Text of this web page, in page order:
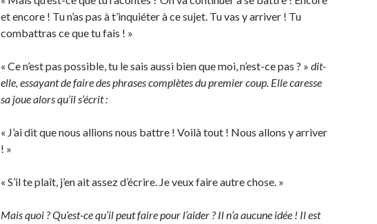
et encore ! Tu n’as pas à t’inquiéter à ce sujet. Tu vas y arriver ! Tu
combattras ce que tu fais ! »
« Ce n’est pas possible, tu le sais aussi bien que moi, n’est-ce pas ? » dit-
elle, essayant de faire des phrases complètes du premier coup. Elle caresse
sa joue alors qu’il s’écrit :
« J’ai dit que nous allions nous battre ! Voilà tout ! Nous allons y arriver
! »
« S’il te plaît, j’en ait assez d’écrire. Je veux faire autre chose. »
Mais quoi ? Qu’est-ce qu’il peut faire pour l’aider ? Il n’a aucune idée ! Il est